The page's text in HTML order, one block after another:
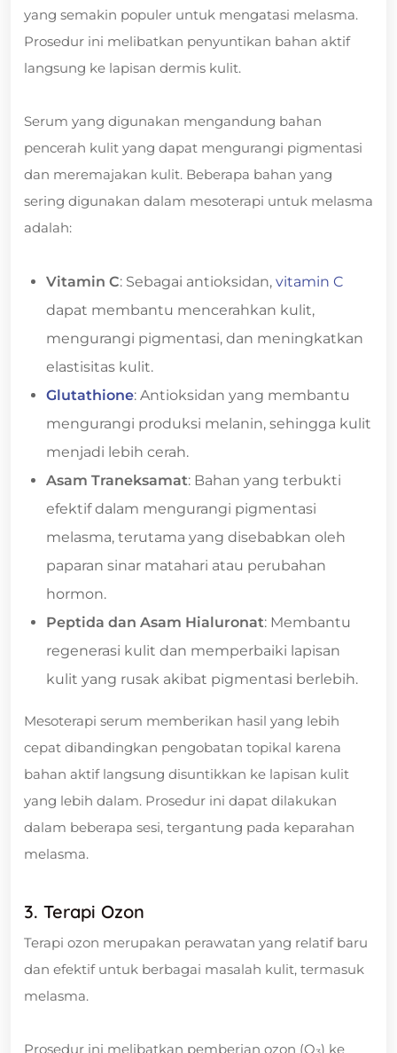
yang semakin populer untuk mengatasi melasma.
Prosedur ini melibatkan penyuntikan bahan aktif
langsung ke lapisan dermis kulit.
Serum yang digunakan mengandung bahan
pencerah kulit yang dapat mengurangi pigmentasi
dan meremajakan kulit. Beberapa bahan yang
sering digunakan dalam mesoterapi untuk melasma
adalah:
Vitamin C: Sebagai antioksidan, vitamin C
dapat membantu mencerahkan kulit,
mengurangi pigmentasi, dan meningkatkan
elastisitas kulit.
Glutathione: Antioksidan yang membantu
mengurangi produksi melanin, sehingga kulit
menjadi lebih cerah.
Asam Traneksamat: Bahan yang terbukti
efektif dalam mengurangi pigmentasi
melasma, terutama yang disebabkan oleh
paparan sinar matahari atau perubahan
hormon.
Peptida dan Asam Hialuronat: Membantu
regenerasi kulit dan memperbaiki lapisan
kulit yang rusak akibat pigmentasi berlebih.
Mesoterapi serum memberikan hasil yang lebih
cepat dibandingkan pengobatan topikal karena
bahan aktif langsung disuntikkan ke lapisan kulit
yang lebih dalam. Prosedur ini dapat dilakukan
dalam beberapa sesi, tergantung pada keparahan
melasma.
3. Terapi Ozon
Terapi ozon merupakan perawatan yang relatif baru
dan efektif untuk berbagai masalah kulit, termasuk
melasma.
Prosedur ini melibatkan pemberian ozon (O₃) ke